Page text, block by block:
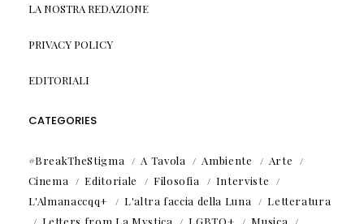
LA NOSTRA REDAZIONE
PRIVACY POLICY
EDITORIALI
CATEGORIES
#BreakTheStigma A Tavola Ambiente
Arte
Cinema
Editoriale Filosofia
Interviste
L'Almanaccqq+
L'altra faccia della Luna
Letteratura